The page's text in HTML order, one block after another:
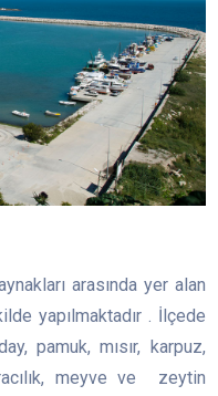
arasında yer alan
yapılmaktadır . İlçede
pamuk, mısır, karpuz,
meyve ve zeytin